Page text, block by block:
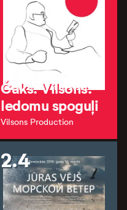
Čaks. Vilsons.
Iedomu spoguļi
Vilsons Production
2.4